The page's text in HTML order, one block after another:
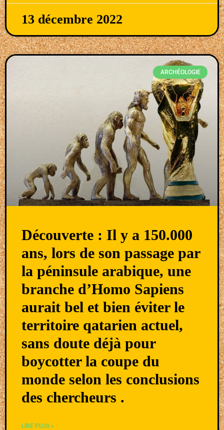
13 décembre 2022
ARCHÉOLOGIE
Découverte : Il y a 150.000
ans, lors de son passage par
la péninsule arabique, une
branche d’Homo Sapiens
aurait bel et bien éviter le
territoire qatarien actuel,
sans doute déjà pour
boycotter la coupe du
monde selon les conclusions
des chercheurs .
LIRE PLUS »